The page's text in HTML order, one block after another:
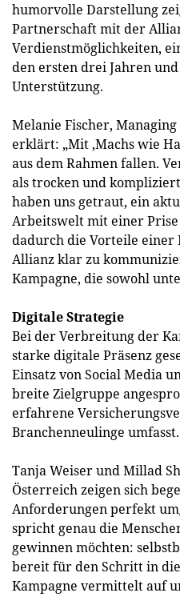
humorvolle Darstellung
Partnerschaft mit der
Verdienstmöglichkeiten,
den ersten drei Jahren
Unterstützung.
Melanie Fischer,
erklärt: „Mit ‚Machs wie
aus dem Rahmen fallen.
als trocken und
haben uns getraut, ein
Arbeitswelt mit einer
dadurch die Vorteile
Allianz klar zu
Kampagne, die sowohl
Digitale Strategie
Bei der Verbreitung der
starke digitale Präsenz
Einsatz von Social Media
breite Zielgruppe
erfahrene
Branchenneulinge umfasst.
Tanja Weiser und Millad
Österreich zeigen sich
Anforderungen perfekt
spricht genau die
gewinnen möchten:
bereit für den Schritt in
Kampagne vermittelt auf